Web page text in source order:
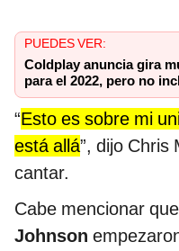
PUEDES VER:
Coldplay anuncia gira
para el 2022, pero no
“Esto es sobre mi
está allá”, dijo Chris
cantar.
Cabe mencionar que
Johnson